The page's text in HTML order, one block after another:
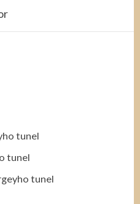
tunel
tunel
tunel